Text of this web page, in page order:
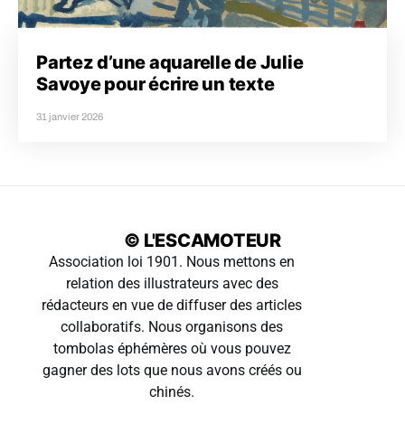
Partez d’une aquarelle de Julie
Savoye pour écrire un texte
31 janvier 2026
© L'ESCAMOTEUR
Association loi 1901. Nous mettons en
relation des illustrateurs avec des
rédacteurs en vue de diffuser des articles
collaboratifs. Nous organisons des
tombolas éphémères où vous pouvez
gagner des lots que nous avons créés ou
chinés.